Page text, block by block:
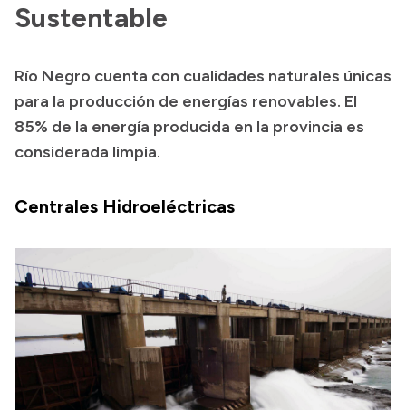
Sustentable
Río Negro cuenta con cualidades naturales únicas
para la producción de energías renovables. El
85% de la energía producida en la provincia es
considerada limpia.
Centrales Hidroeléctricas